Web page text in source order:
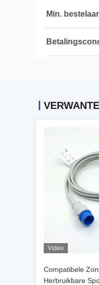
Min.
Video
Compatibele
Herbruikbare